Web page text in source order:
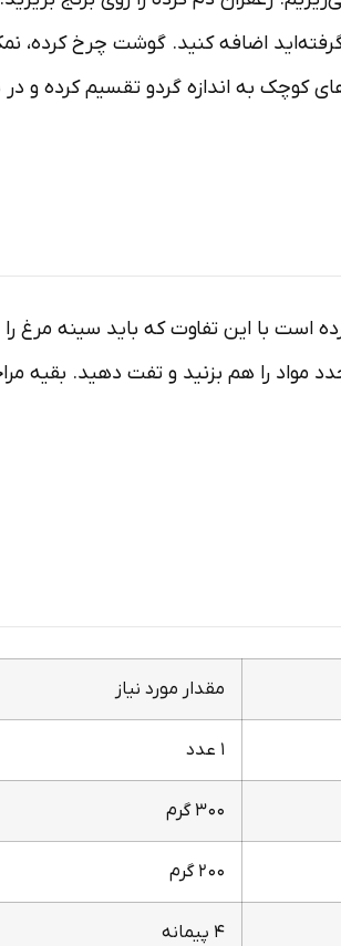
اضافه کنید. گوشت چرخ کرده، نمک
کوچک به اندازه گردو تقسیم کرده و
با این تفاوت که باید سینه مرغ را
مواد را هم بزنید و تفت دهید. بقیه
مقدار مورد نیاز
۱ عدد
۳۰۰ گرم
۲۰۰ گرم
۴ پیمانه